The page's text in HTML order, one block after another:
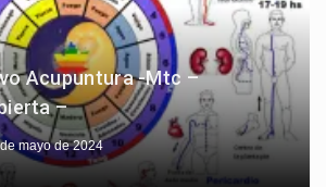
Acupuntura -Mtc –
–
mayo de 2024